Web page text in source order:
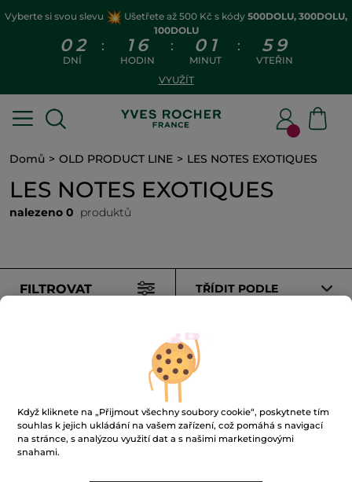
Vyberte si svou slevu Ušetřete až 500 Kč s kódy 500DOLU, 300DOLU,
100DOLU
0 2
DNÍ
: 1 6
HODIN
: 0 1
MINUT
: 5 9
VTEŘIN
VYUŽÍT
Domů OLD PRODUCT LINE LES NOTES EXOTIQUES
LES NOTES EXOTIQUES
nalezeno 0 produktů
FILTROVAT TŘÍDIT PODLE
Když kliknete na „Přijmout všechny soubory cookie“, poskytnete tím
souhlas k jejich ukládání na vašem zařízení, což pomáhá s navigací
na stránce, s analýzou využití dat a s našimi marketingovými
snahami.